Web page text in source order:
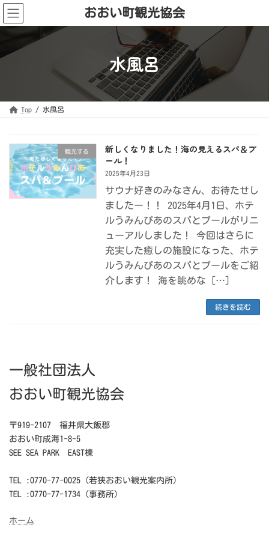
コ
ン
テ
ス
ナ
ビ
ゲ
ン
おおい町観光協会
水風呂
Top 水風呂
観光する
新しくなりました！海の見えるスパ＆プ
ール！
2025年4月23日
サウナ好きのみなさん、お待たせし
ましたー！！ 2025年4月1日、ホテ
ルうみんぴあのスパとプールがリニ
ューアルしました！ 今回はさらに
充実した癒しの施設になった、ホテ
ルうみんぴあのスパとプールをご紹
介します！ 海を眺めな […]
続きを読む
一般社団法人
おおい町観光協会
〒919-2107 福井県大飯郡
おおい町成海1-8-5
SEE SEA PARK EAST棟
TEL :0770-77-0025（若狭おおい観光案内所）
TEL :0770-77-1734（事務所）
ホーム